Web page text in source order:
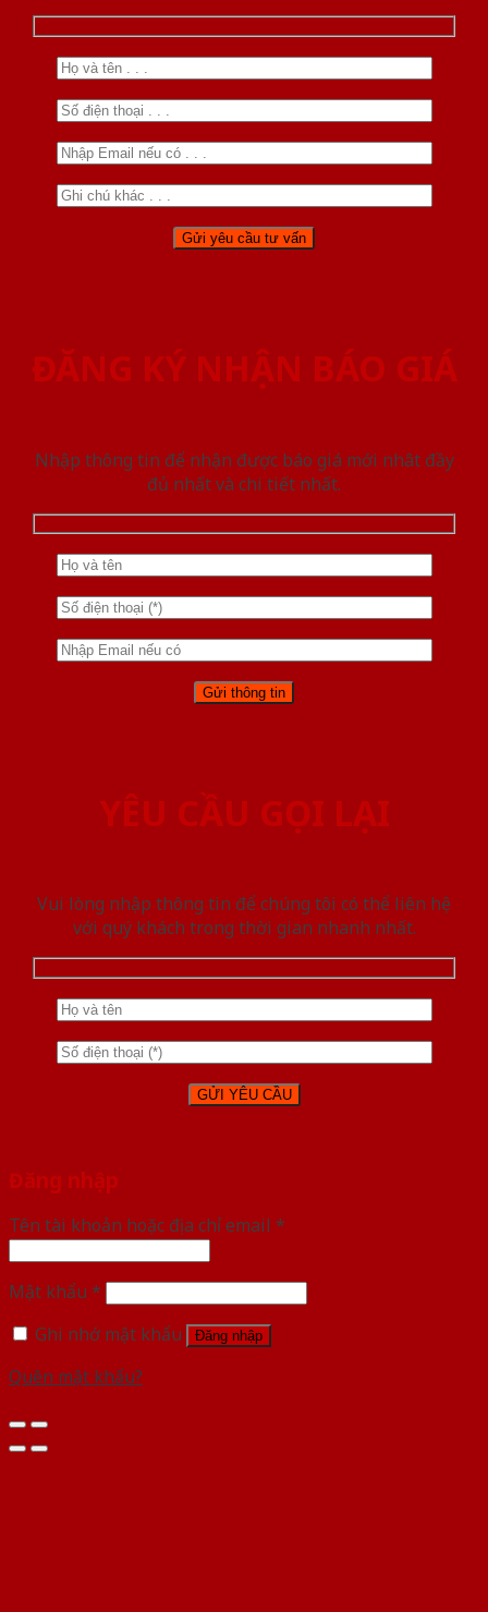
ĐĂNG KÝ NHẬN BÁO GIÁ
Nhập thông tin để nhận được báo giá mới nhât đầy
đủ nhất và chi tiết nhất.
YÊU CẦU GỌI LẠI
Vui lòng nhập thông tin để chúng tôi có thể liên hệ
với quý khách trong thời gian nhanh nhất.
Đăng nhập
Tên tài khoản hoặc địa chỉ email *
Mật khẩu *
Ghi nhớ mật khẩu
Đăng nhập
Quên mật khẩu?